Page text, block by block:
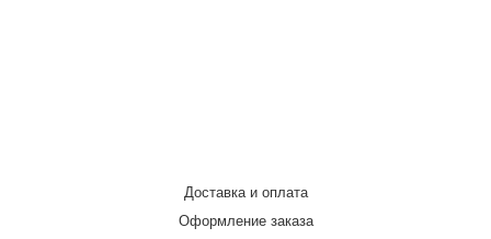
Доставка и оплата
Оформление заказа